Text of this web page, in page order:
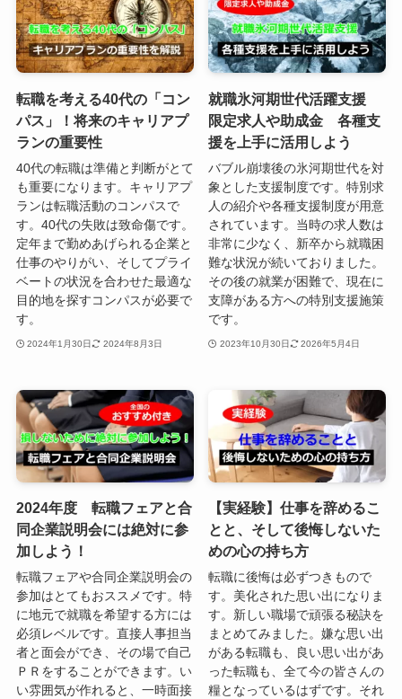
転職を考える40代の「コン
パス」！将来のキャリアプ
ランの重要性
40代の転職は準備と判断がとて
も重要になります。キャリアプ
ランは転職活動のコンパスで
す。40代の失敗は致命傷です。
定年まで勤めあげられる企業と
仕事のやりがい、そしてプライ
ベートの状況を合わせた最適な
目的地を探すコンパスが必要で
す。
2024年1月30日 2024年8月3日
就職氷河期世代活躍支援
限定求人や助成金 各種支
援を上手に活用しよう
バブル崩壊後の氷河期世代を対
象とした支援制度です。特別求
人の紹介や各種支援制度が用意
されています。当時の求人数は
非常に少なく、新卒から就職困
難な状況が続いておりました。
その後の就業が困難で、現在に
支障がある方への特別支援施策
です。
2023年10月30日 2026年5月4日
2024年度 転職フェアと合
同企業説明会には絶対に参
加しよう！
転職フェアや合同企業説明会の
参加はとてもおススメです。特
に地元で就職を希望する方には
必須レベルです。直接人事担当
者と面会ができ、その場で自己
ＰＲをすることができます。い
い雰囲気が作れると、一時面接
【実経験】仕事を辞めるこ
とと、そして後悔しないた
めの心の持ち方
転職に後悔は必ずつきもので
す。美化された思い出になりま
す。新しい職場で頑張る秘訣を
まとめてみました。嫌な思い出
がある転職も、良い思い出があ
った転職も、全て今の皆さんの
糧となっているはずです。それ